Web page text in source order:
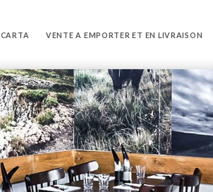
CARTA VENTE A EMPORTER ET EN LIVRAISON